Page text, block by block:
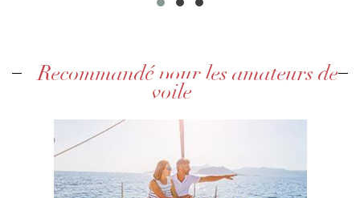
Recommandé pour les amateurs de
voile